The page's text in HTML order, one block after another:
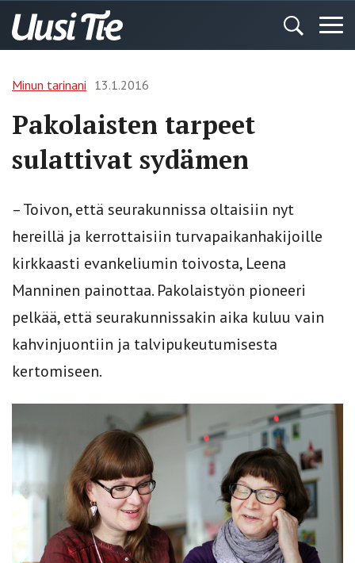
Minun tarinani 13.1.2016
Pakolaisten tarpeet
sulattivat sydämen
– Toivon, että seurakunnissa oltaisiin nyt
hereillä ja kerrottaisiin turvapaikanhakijoille
kirkkaasti evankeliumin toivosta, Leena
Manninen painottaa. Pakolaistyön pioneeri
pelkää, että seurakunnissakin aika kuluu vain
kahvinjuontiin ja talvipukeutumisesta
kertomiseen.